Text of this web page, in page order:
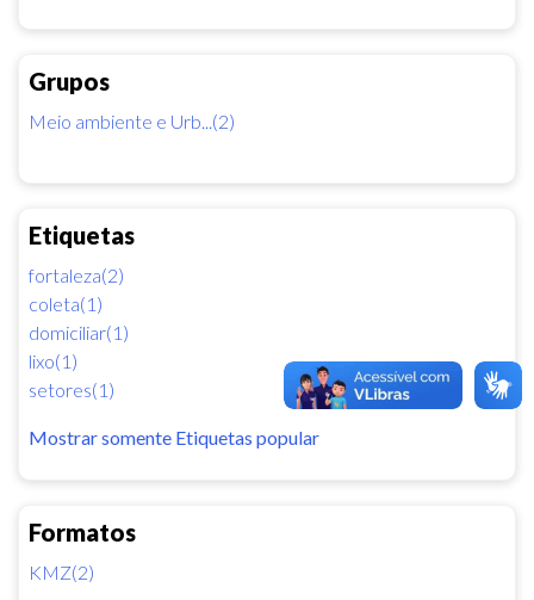
Grupos
Meio ambiente e Urb...(2)
Etiquetas
fortaleza(2)
coleta(1)
domiciliar(1)
lixo(1)
setores(1)
Mostrar somente Etiquetas popular
Formatos
KMZ(2)